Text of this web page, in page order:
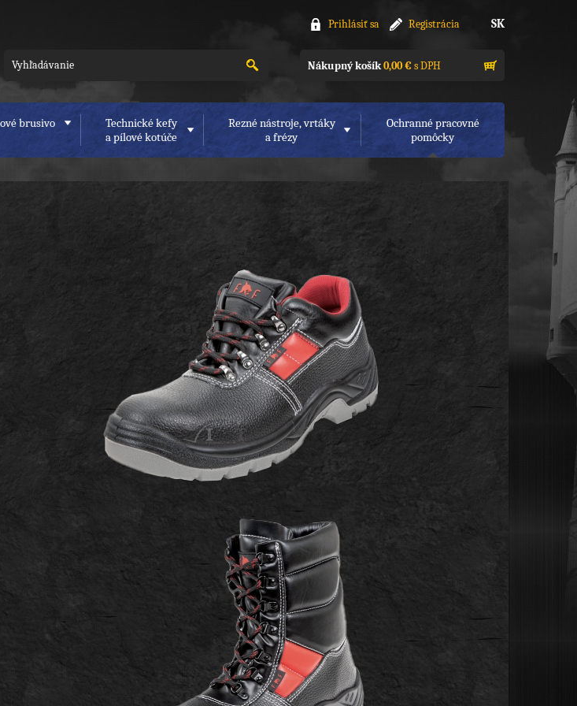
Prihlásiť sa Registrácia SK
Nákupný košík0,00 €s DPH
brusivo
Technické kefy
a pílové kotúče
Rezné nástroje, vrtáky
a frézy
Ochranné pracovné
pomôcky